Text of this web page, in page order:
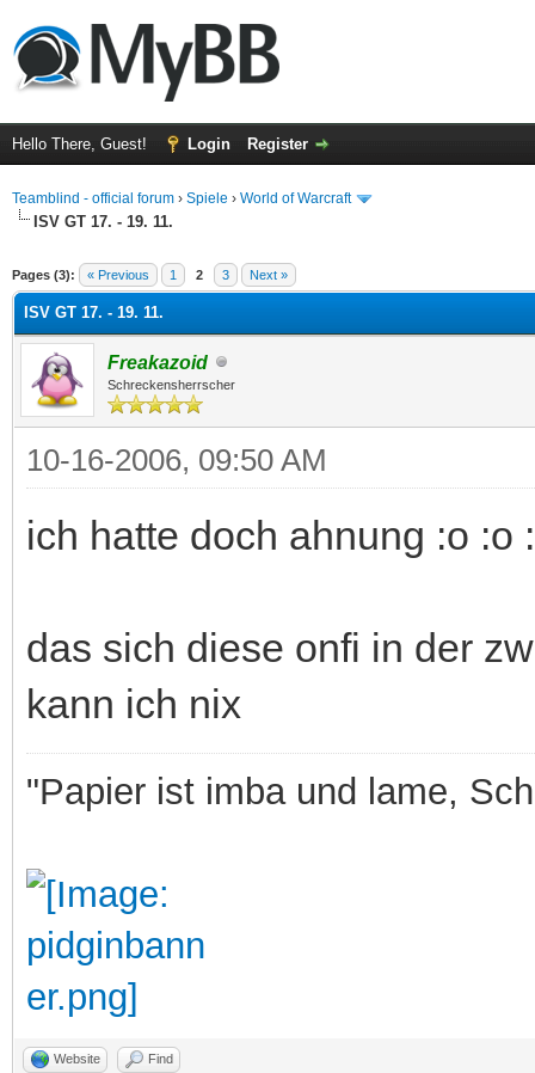
Hello There, Guest! Login Register
Teamblind - official forum › Spiele › World of Warcraft
ISV GT 17. - 19. 11.
Pages (3): « Previous 1 2 3 Next »
ISV GT 17. - 19. 11.
Freakazoid
Schreckensherrscher
10-16-2006, 09:50 AM
ich hatte doch ahnung :o :o
das sich diese onfi in der
kann ich nix
"Papier ist imba und lame,
Website Find